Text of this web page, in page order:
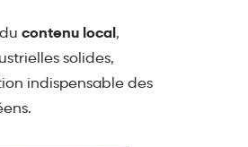
contenu local ,
solides,
indispensable des